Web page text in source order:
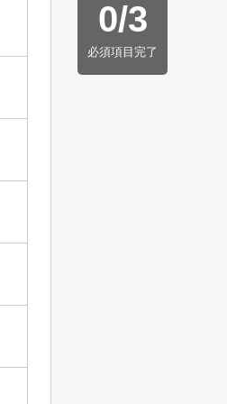
0/3
必須項目完了